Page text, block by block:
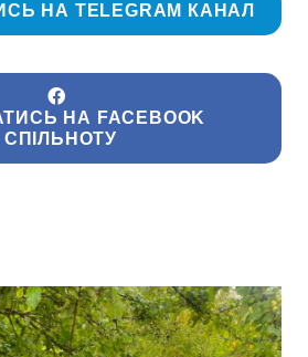
НА TELEGRAM КАНАЛ
НА FACEBOOK
СПІЛЬНОТУ